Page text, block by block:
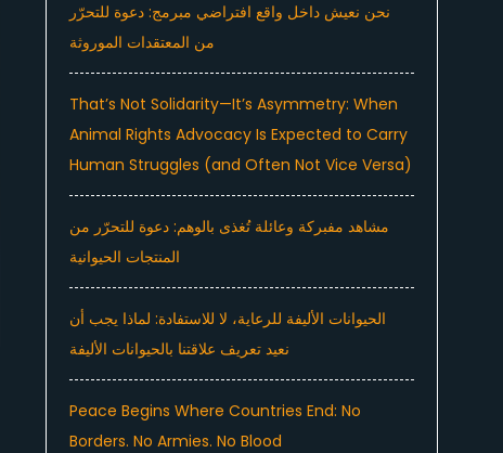
نحن نعيش داخل واقع افتراضي مبرمج: دعوة للتحرّر
من المعتقدات الموروثة
That’s Not Solidarity—It’s Asymmetry: When
Animal Rights Advocacy Is Expected to Carry
Human Struggles (and Often Not Vice Versa)
مشاهد مفبركة وعائلة تُغذى بالوهم: دعوة للتحرّر من
المنتجات الحيوانية
الحيوانات الأليفة للرعاية، لا للاستفادة: لماذا يجب أن
نعيد تعريف علاقتنا بالحيوانات الأليفة
Peace Begins Where Countries End: No
Borders. No Armies. No Blood